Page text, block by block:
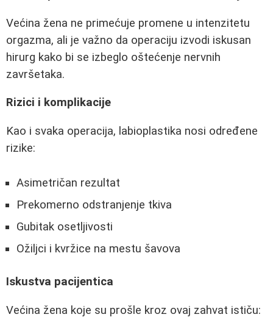
Većina žena ne primećuje promene u intenzitetu
orgazma, ali je važno da operaciju izvodi iskusan
hirurg kako bi se izbeglo oštećenje nervnih
završetaka.
Rizici i komplikacije
Kao i svaka operacija, labioplastika nosi određene
rizike:
Asimetričan rezultat
Prekomerno odstranjenje tkiva
Gubitak osetljivosti
Ožiljci i kvržice na mestu šavova
Iskustva pacijentica
Većina žena koje su prošle kroz ovaj zahvat ističu: